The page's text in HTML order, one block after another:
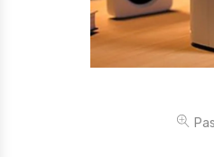
Maternité